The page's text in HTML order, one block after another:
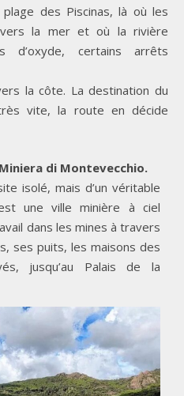
la mer et où la rivière
certains arrêts
la côte. La destination du
vite, la route en décide
di Montevecchio.
isolé, mais d’un véritable
une ville minière à ciel
dans les mines à travers
ses puits, les maisons des
jusqu’au Palais de la